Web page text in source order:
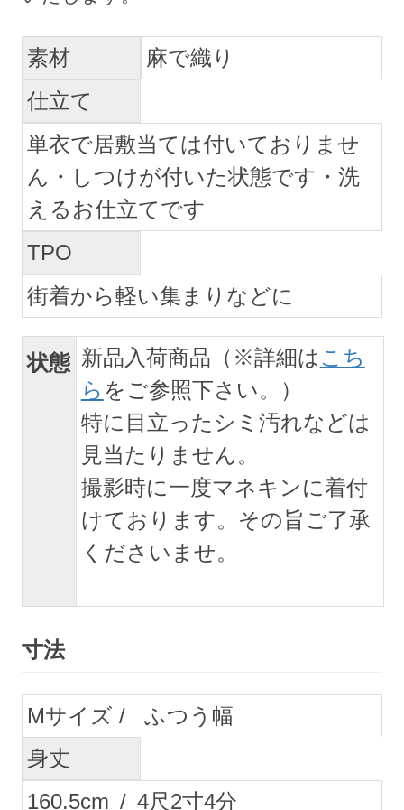
素材
麻で織り
仕立て
単衣で居敷当ては付いておりませ
ん・しつけが付いた状態です・洗
えるお仕立てです
TPO
街着から軽い集まりなどに
状態 新品入荷商品（※詳細は こち
ら をご参照下さい。）
特に目立ったシミ汚れなどは
見当たりません。
撮影時に一度マネキンに着付
けております。その旨ご了承
くださいませ。
寸法
M
ふつう幅
身丈
160.5cm / 4尺2寸4分